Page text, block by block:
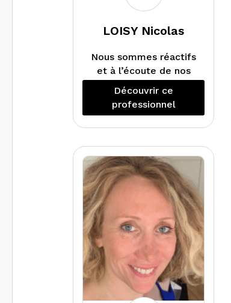
LOISY Nicolas
Nous sommes réactifs
et à l’écoute de nos
clients.
Découvrir ce
professionnel